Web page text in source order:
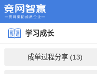
学习成长
成单过程分享 (13)